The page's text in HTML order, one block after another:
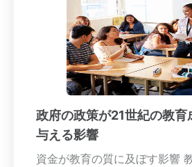
的スキルを促進するかを学び
を称える進捗評価方法と、実
学びの関連性をどのように高
しょう。子ども主導の学びの
ことで、子どもたちが独自の
要なライフスキルを育む力を
涯学習への情熱を育むことに参
政府の政策が21世紀の教育
与える影響
資金が教育の質に及ぼす影響